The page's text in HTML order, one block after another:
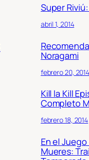
Super Riviú:
abril 1, 2014
Noragami
febrero 20, 2014
Kill la Kill
Completo
febrero 18, 2014
En el
Mueres: